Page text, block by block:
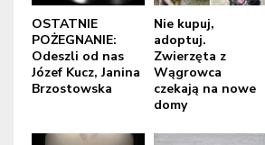
OSTATNIE
POŻEGNANIE:
Odeszli od nas
Józef Kucz, Janina
Brzostowska
Nie kupuj,
adoptuj.
Zwierzęta z
Wągrowca
czekają na nowe
domy